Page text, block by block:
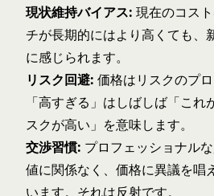
現状維持バイアス: 現在のコス
チが長期的にはより高くても、
に感じられます。
リスク回避: 価格はリスクのプロ
「高すぎる」はしばしば「これ
スクが高い」を意味します。
交渉習慣: プロフェッショナル
値に関係なく、価格に異議を唱
います。それは反射です。